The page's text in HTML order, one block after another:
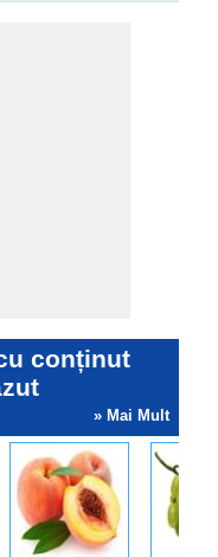
conținut
» Mai Mult